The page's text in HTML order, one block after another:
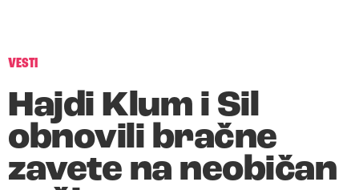
VESTI
Hajdi Klum i Sil
obnovili bračne
zavete na neobičan